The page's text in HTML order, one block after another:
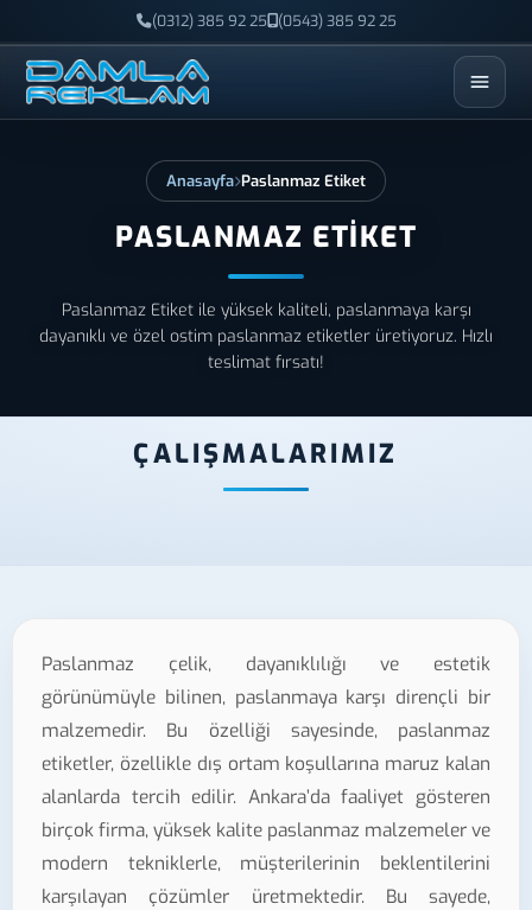
(0312) 385 92 25 (0543) 385 92 25
ESC
Anasayfa Paslanmaz Etiket
PASLANMAZ ETIKET
Paslanmaz Etiket ile yüksek kaliteli, paslanmaya karşı
dayanıklı ve özel ostim paslanmaz etiketler üretiyoruz. Hızlı
teslimat fırsatı!
ÇALIŞMALARIMIZ
Paslanmaz çelik, dayanıklılığı ve estetik
görünümüyle bilinen, paslanmaya karşı dirençli bir
malzemedir. Bu özelliği sayesinde, paslanmaz
etiketler, özellikle dış ortam koşullarına maruz kalan
alanlarda tercih edilir. Ankara’da faaliyet gösteren
birçok firma, yüksek kalite paslanmaz malzemeler ve
modern tekniklerle, müşterilerinin beklentilerini
karşılayan çözümler üretmektedir. Bu sayede,